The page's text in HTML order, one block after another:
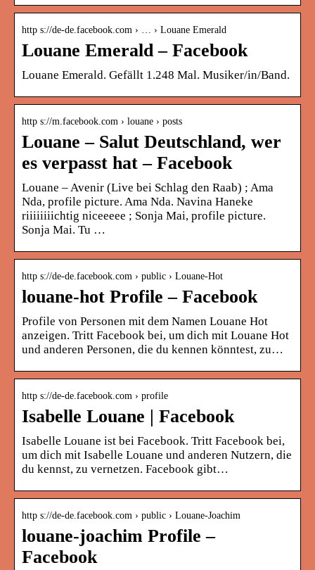
http s://de-de.facebook.com › … › Louane Emerald
Louane Emerald – Facebook
Louane Emerald. Gefällt 1.248 Mal. Musiker/in/Band.
http s://m.facebook.com › louane › posts
Louane – Salut Deutschland, wer
es verpasst hat – Facebook
Louane – Avenir (Live bei Schlag den Raab) ; Ama
Nda, profile picture. Ama Nda. Navina Haneke
riiiiiiiichtig niceeeee ; Sonja Mai, profile picture.
Sonja Mai. Tu …
http s://de-de.facebook.com › public › Louane-Hot
louane-hot Profile – Facebook
Profile von Personen mit dem Namen Louane Hot
anzeigen. Tritt Facebook bei, um dich mit Louane Hot
und anderen Personen, die du kennen könntest, zu…
http s://de-de.facebook.com › profile
Isabelle Louane | Facebook
Isabelle Louane ist bei Facebook. Tritt Facebook bei,
um dich mit Isabelle Louane und anderen Nutzern, die
du kennst, zu vernetzen. Facebook gibt…
http s://de-de.facebook.com › public › Louane-Joachim
louane-joachim Profile –
Facebook